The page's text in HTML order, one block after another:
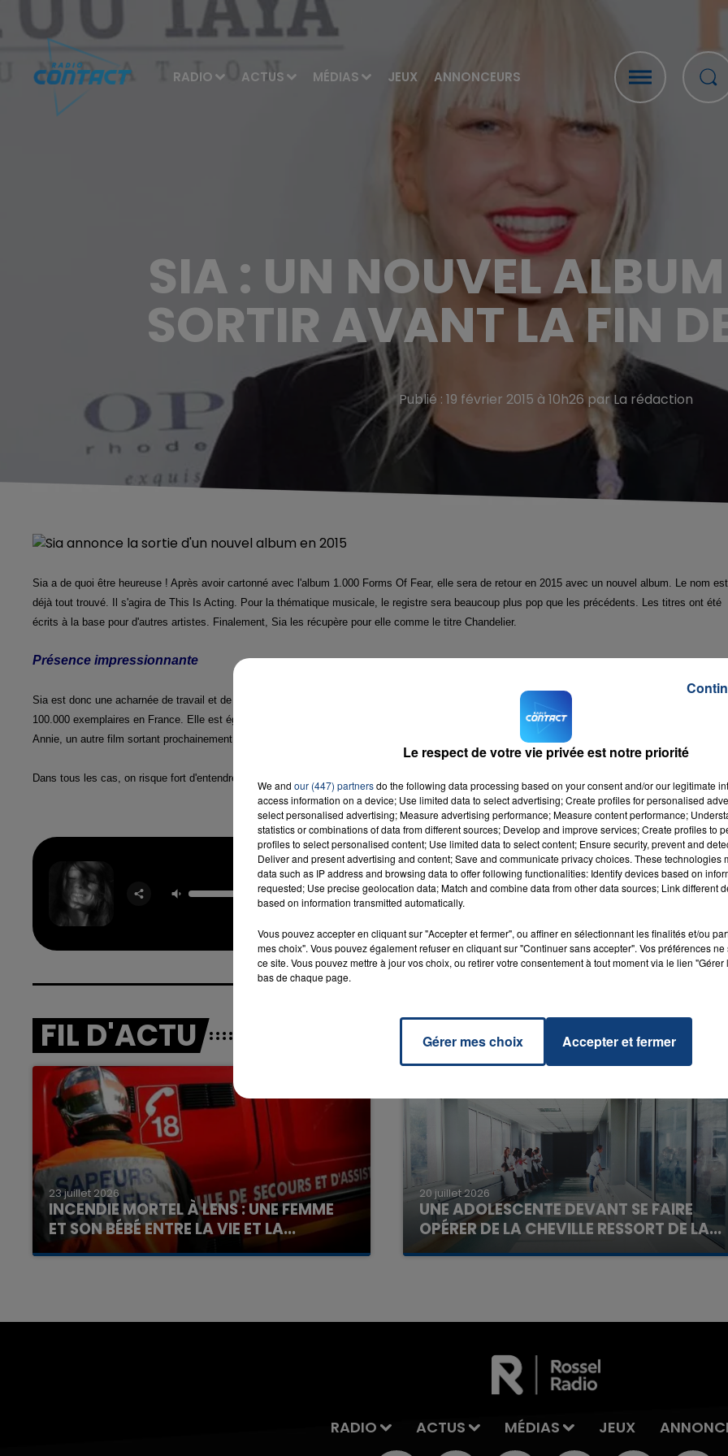
RADIO ACTUS MÉDIAS JEUX ANNONCEURS
SIA : UN NOUVEL
SORTIR AVANT LA FIN
Publié : 19 février 2015 à 10h26 par La rédaction
Sia a de quoi être heureuse ! Après avoir cartonné avec l'album 1.000 Forms Of Fear, elle sera de retour en 2015 avec un nouvel album. Le nom est
déjà tout trouvé. Il s'agira de This Is Acting. Pour la thématique musicale, le registre sera beaucoup plus pop que les précédents. Les titres ont été
écrits à la base pour d'autres artistes. Finalement, Sia les récupère pour elle comme le titre Chandelier.
Présence impressionnante
Sia est donc une acharnée de travail et de musique. L'année 2014 lui a déjà énormément souri. Son album 1000 Forms Of Fear a été vendu à plus
100.000 exemplaires en France. Elle est également présente sur les bandes originales des films Hunger Games mais aussi 50 Nuances de Grey.
Annie, un autre film sortant prochainement, aura la chance d'avoir la voix atyîque de Sia en Bande Originale.
Dans tous les cas, on risque fort d'entendre encore parler de Sia cette année.
Petal
ARIANA
GRANDE
RADIO CONTACT
FIL D'ACTU
23 juillet 2026
INCENDIE MORTEL À LENS : UNE FEMME
ET SON BÉBÉ ENTRE LA VIE ET LA...
Un homme s'est immolé par le feu après avoir
20 juillet 2026
UNE ADOLESCENTE DEVANT SE FAIRE
OPÉRER DE LA CHEVILLE RESSORT DE LA...
La famille a porté plainte contre la clinique qui a
7h00 - 11h00
La Team de l'été
RADIO ACTUS MÉDIAS JEUX
Le respect de votre vie privée est notre priorité
We and our (447) partnersdo the following data processing based on your consent and/or our legitimate
access information on a device; Use limited data to select advertising; Create profiles for personalised
select personalised advertising; Measure advertising performance; Measure content performance;
statistics or combinations of data from different sources; Develop and improve services; Create profiles to
profiles to select personalised content; Use limited data to select content; Ensure security, prevent and
Deliver and present advertising and content; Save and communicate privacy choices. These technologies
data such as IP address and browsing data to offer following functionalities: Identify devices based on
requested; Use precise geolocation data; Match and combine data from other data sources; Link different
based on information transmitted automatically.
Vous pouvez accepter en cliquant sur "Accepter et fermer", ou affiner en sélectionnant les finalités et/ou
mes choix". Vous pouvez également refuser en cliquant sur "Continuer sans accepter". Vos préférences
ce site. Vous pouvez mettre à jour vos choix, ou retirer votre consentement à tout moment via le lien
bas de chaque page.
Gérer mes choix Accepter et fermer